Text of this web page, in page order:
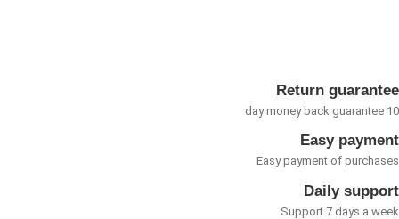
Return
Easy
Easy payment of
Daily
Support 7 days a